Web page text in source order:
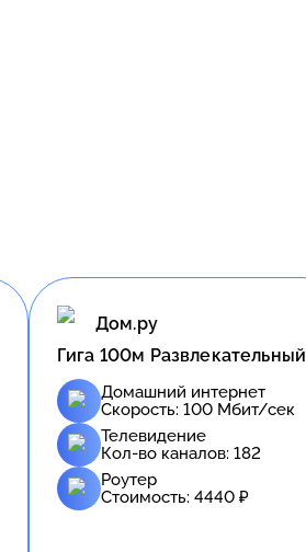
Дом.ру
Гига 100м Развлекательный
Домашний интернет
Скорость: 100 Мбит/сек
Телевидение
Кол-во каналов: 182
Роутер
Стоимость: 4440 ₽